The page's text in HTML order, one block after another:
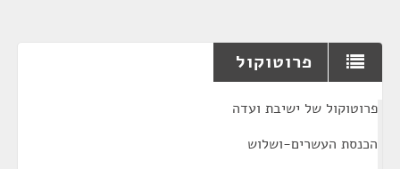
פרוטוקול
פרוטוקול של ישיבת ועדה
הכנסת העשרים-ושלוש